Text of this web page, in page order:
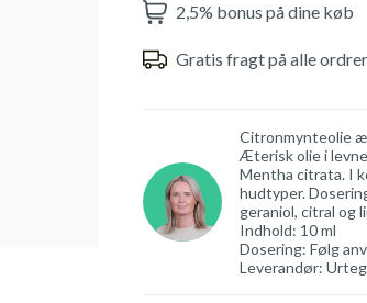
2,5% bonus på dine køb
Gratis fragt på alle
Citronmynteolie
Æterisk olie i
Mentha citrata. I
hudtyper.
geraniol, citral og
Indhold: 10 ml
Dosering: Følg
Leverandør: